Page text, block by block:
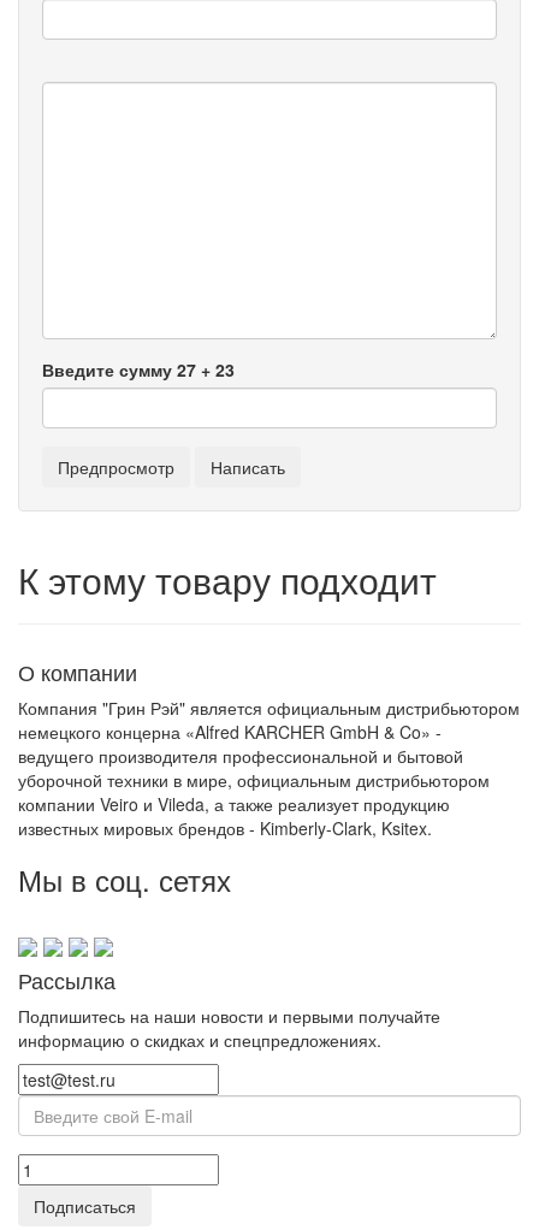
Введите сумму 27 + 23
К этому товару подходит
О компании
Компания "Грин Рэй" является официальным дистрибьютором
немецкого концерна «Alfred KARCHER GmbH & Co» -
ведущего производителя профессиональной и бытовой
уборочной техники в мире, официальным дистрибьютором
компании Veiro и Vileda, а также реализует продукцию
известных мировых брендов - Kimberly-Clark, Ksitex.
Мы в соц. сетях
Рассылка
Подпишитесь на наши новости и первыми получайте
информацию о скидках и спецпредложениях.
Подписаться